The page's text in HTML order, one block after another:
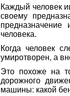
Каждый человек
своему
человека.
Когда человек
умиротворен, а
Это похоже на
дорожного
машины: какой